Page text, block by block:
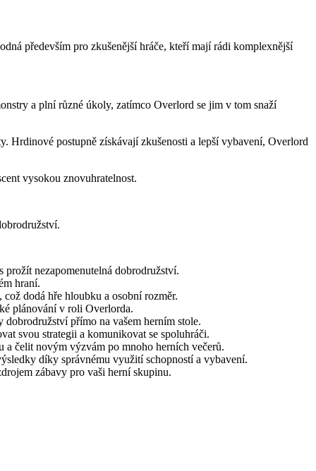
především pro zkušenější hráče, kteří mají rádi komplexnější
a plní různé úkoly, zatímco Overlord se jim v tom snaží
Hrdinové postupně získávají zkušenosti a lepší vybavení, Overlord
vysokou znovuhratelnost.
nezapomenutelná dobrodružství.
hraní.
dodá hře hloubku a osobní rozměr.
plánování v roli Overlorda.
přímo na vašem herním stole.
svou strategii a komunikovat se spoluhráči.
čelit novým výzvám po mnoho herních večerů.
díky správnému využití schopností a vybavení.
zábavy pro vaši herní skupinu.